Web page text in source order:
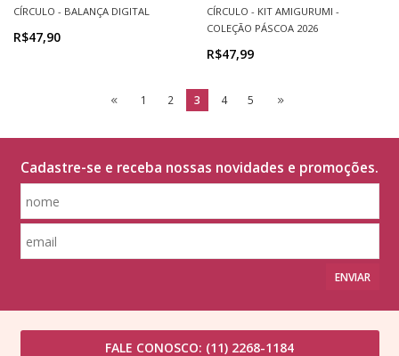
CÍRCULO - BALANÇA DIGITAL
R$47,90
CÍRCULO - KIT AMIGURUMI -
COLEÇÃO PÁSCOA 2026
R$47,99
1 2 3 4 5
Cadastre-se e receba nossas novidades e promoções.
ENVIAR
FALE CONOSCO: (11) 2268-1184